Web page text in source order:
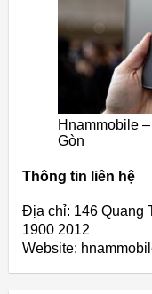
Hnammobile
Gòn
Thông tin liên hệ
Địa chỉ: 146 Quang
1900 2012
Website: